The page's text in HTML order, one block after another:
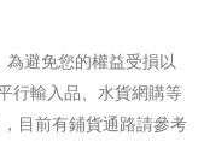
避免您的權益受損以
行輸入品、水貨網購等
目前有鋪貨通路請參考